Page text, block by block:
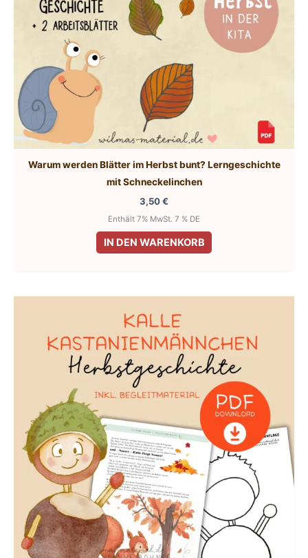
Warum werden Blätter im Herbst bunt? Lerngeschichte
mit Schneckelinchen
3,50€
Enthält 7% MwSt. 7 % DE
IN DEN WARENKORB